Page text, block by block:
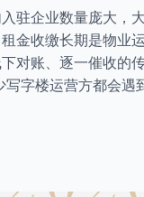
驻企业数量庞大，
金收缴长期是物业
对账、逐一催收的
写字楼运营方都会遇